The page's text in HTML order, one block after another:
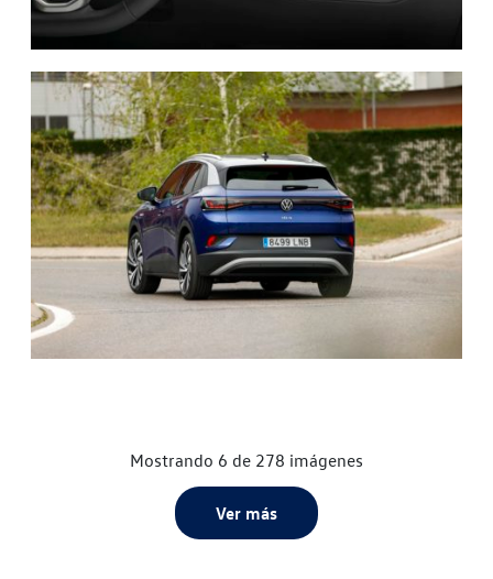
Mostrando 6 de 278 imágenes
Ver más